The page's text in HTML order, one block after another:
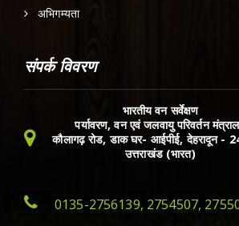
अभिगम्यता
संपर्क विवरण
भारतीय वन सर्वेक्षण
पर्यावरण, वन एवं जलवायु परिवर्तन
कौलागढ़ रोड, डाक घर- आईपीई, देहरादून -
उत्तराखंड (भारत)
0135-2756139, 2754507,